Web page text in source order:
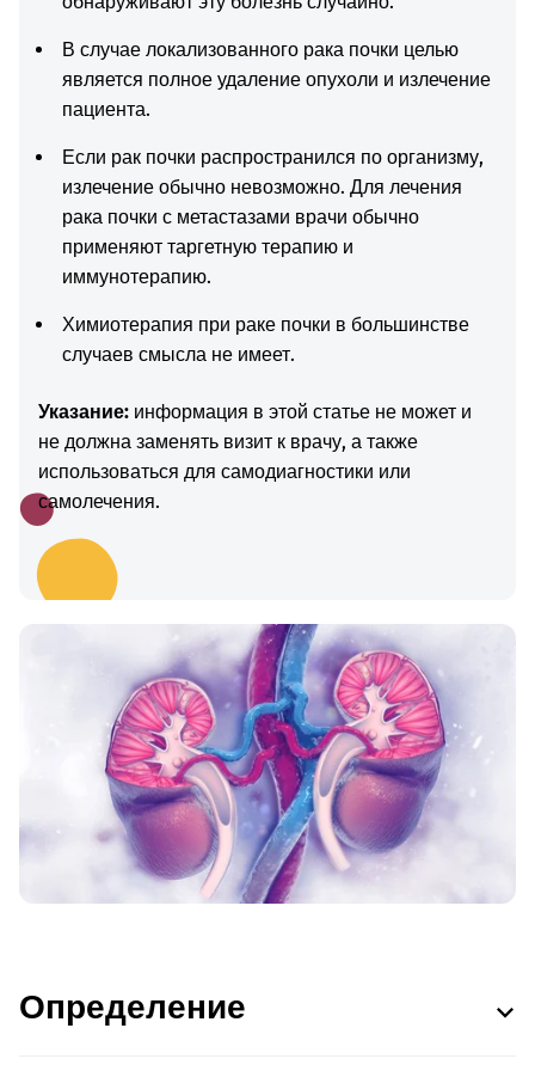
В случае локализованного рака почки целью
является полное удаление опухоли и излечение
пациента.
Если рак почки распространился по организму,
излечение обычно невозможно. Для лечения
рака почки с метастазами врачи обычно
применяют таргетную терапию и
иммунотерапию.
Химиотерапия при раке почки в большинстве
случаев смысла не имеет.
Указание: информация в этой статье не может и
не должна заменять визит к врачу, а также
использоваться для самодиагностики или
самолечения.
Определение